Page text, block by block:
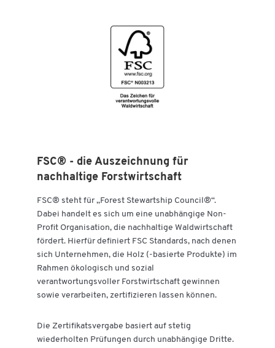
FSC® - die Auszeichnung für
nachhaltige Forstwirtschaft
FSC® steht für „Forest Stewartship Council®“.
Dabei handelt es sich um eine unabhängige Non-
Profit Organisation, die nachhaltige Waldwirtschaft
fördert. Hierfür definiert FSC Standards, nach denen
sich Unternehmen, die Holz (-basierte Produkte) im
Rahmen ökologisch und sozial
verantwortungsvoller Forstwirtschaft gewinnen
sowie verarbeiten, zertifizieren lassen können.
Die Zertifikatsvergabe basiert auf stetig
wiederholten Prüfungen durch unabhängige Dritte.